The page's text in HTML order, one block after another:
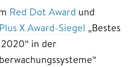
Red Dot Award und
Plus X Award-Siegel „Bestes
in der